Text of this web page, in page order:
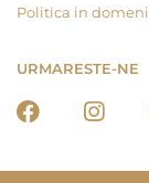
Politica in
URMARESTE-NE